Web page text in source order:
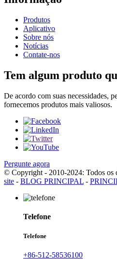
Produtos
Aplicativo
Sobre nós
Notícias
Contate-nos
Tem algum produto
De acordo com suas necessidades,
fornecemos produtos mais valiosos.
Pergunte agora
© Copyright - 2010-2024: Todos os
site - BLOG PRINCIPAL -
Telefone
Telefone
+86-512-58536100